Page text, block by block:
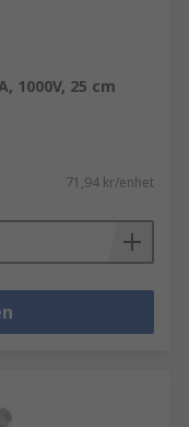
1000V, 25 cm
71,94 kr/enhet